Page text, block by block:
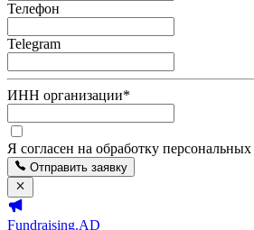
Телефон
Telegram
ИНН организации*
Я согласен на обработку
Отправить заявку
Fundraising.AD